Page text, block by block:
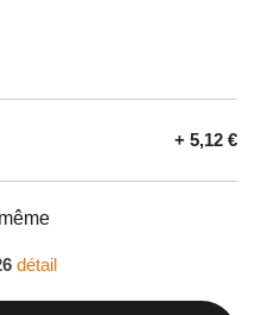
+ 5,12 €
détail